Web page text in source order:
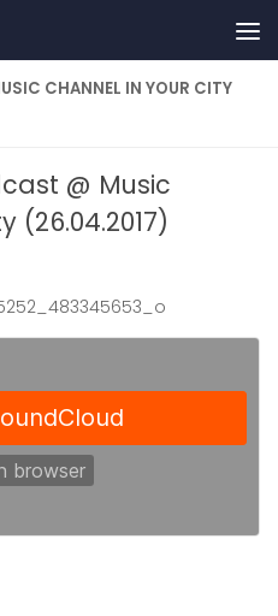
CHANNEL IN YOUR CITY
@ Music
(26.04.2017)